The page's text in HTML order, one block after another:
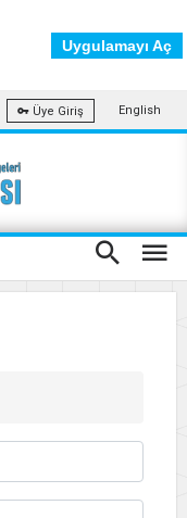
Üye Giriş English
Uygulamayı Aç